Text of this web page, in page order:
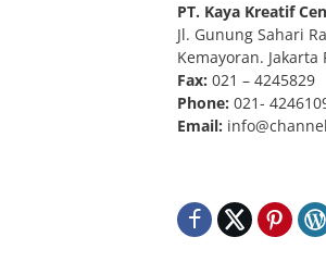
PT. Kaya Kreatif
Jl. Gunung Sahari
Kemayoran. Jakarta
Fax: 021 – 4245829
Phone: 021-
Email: